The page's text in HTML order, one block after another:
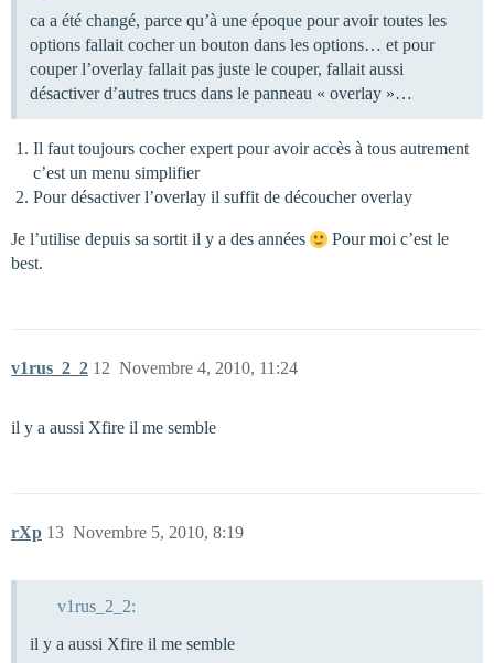
ca a été changé, parce qu’à une époque pour avoir toutes les
options fallait cocher un bouton dans les options… et pour
couper l’overlay fallait pas juste le couper, fallait aussi
désactiver d’autres trucs dans le panneau « overlay »…
Il faut toujours cocher expert pour avoir accès à tous autrement
c’est un menu simplifier
Pour désactiver l’overlay il suffit de découcher overlay
Je l’utilise depuis sa sortit il y a des années
Pour moi c’est le
best.
v1rus_2_2 Novembre 4, 2010, 11:24
12
il y a aussi Xfire il me semble
rXp Novembre 5, 2010, 8:19
13
v1rus_2_2:
il y a aussi Xfire il me semble